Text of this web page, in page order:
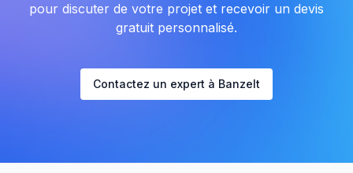
pour discuter de votre projet et recevoir un devis
gratuit personnalisé.
Contactez un expert à Banzelt